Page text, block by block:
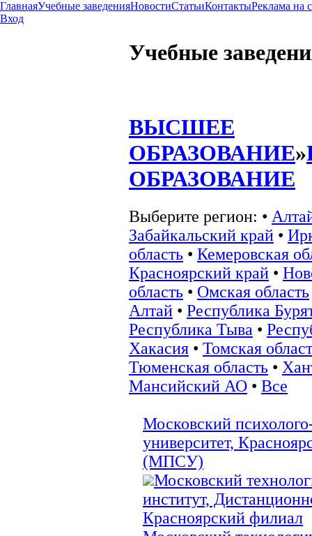
ГлавнаяУчебные заведенияНовостиСтатьиКонтактыРеклама на
Вход
Учебные
ВЫСШЕЕ
ОБРАЗОВАНИЕ»
ОБРАЗОВАНИЕ
Выберите регион: •
Забайкальский край •
область • Кемеровская
Красноярский край •
область • Омская область
Алтай • Республика
Республика Тыва •
Хакасия • Томская
Тюменская область •
Мансийский АО • Все
Московский
университет,
(МПСУ)
Московский
институт,
Красноярский филиал